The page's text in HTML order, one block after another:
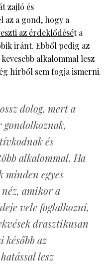
zajló és
az a gond, hogy a
az érdeklődését a
iránt. Ebből pedig az
alkalommal lesz
hírből sem fogja ismerni.
dolog, mert a
és
alkalommal. Ha
minden egyes
amikor a
vele foglalkozni,
drasztikusan
később az
lesz